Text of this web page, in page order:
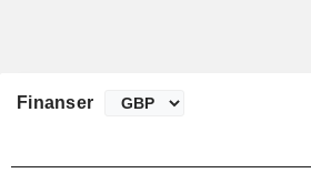
Finanser